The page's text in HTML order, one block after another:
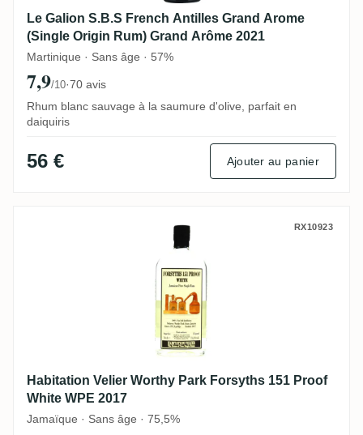
Le Galion S.B.S French Antilles Grand Arome
(Single Origin Rum) Grand Arôme 2021
Martinique · Sans âge · 57%
7,9/10·70 avis
Rhum blanc sauvage à la saumure d'olive, parfait en
daiquiris
56 € Ajouter au panier
Habitation Velier Worthy Park Forsyths
RX10923
Habitation Velier Worthy Park Forsyths 151 Proof
White WPE 2017
Jamaïque · Sans âge · 75,5%